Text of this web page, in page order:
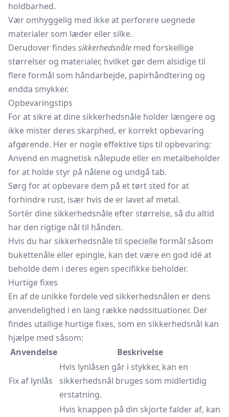
holdbarhed.
Vær omhyggelig med ikke at perforere uegnede
materialer som læder eller silke.
Derudover findes sikkerhedsnåle med forskellige
størrelser og materialer, hvilket gør dem alsidige til
flere formål som håndarbejde, papirhåndtering og
endda smykker.
Opbevaringstips
For at sikre at dine sikkerhedsnåle holder længere og
ikke mister deres skarphed, er korrekt opbevaring
afgørende. Her er nogle effektive tips til opbevaring:
Anvend en magnetisk nålepude eller en metalbeholder
for at holde styr på nålene og undgå tab.
Sørg for at opbevare dem på et tørt sted for at
forhindre rust, især hvis de er lavet af metal.
Sortér dine sikkerhedsnåle efter størrelse, så du altid
har den rigtige nål til hånden.
Hvis du har sikkerhedsnåle til specielle formål såsom
bukettenåle eller epingle, kan det være en god idé at
beholde dem i deres egen specifikke beholder.
Hurtige fixes
En af de unikke fordele ved sikkerhedsnålen er dens
anvendelighed i en lang række nødssituationer. Der
findes utallige hurtige fixes, som en sikkerhedsnål kan
hjælpe med såsom:
Anvendelse
Beskrivelse
Fix af lynlås
Hvis lynlåsen går i stykker, kan en
sikkerhedsnål bruges som midlertidig
erstatning.
Hvis knappen på din skjorte falder af, kan